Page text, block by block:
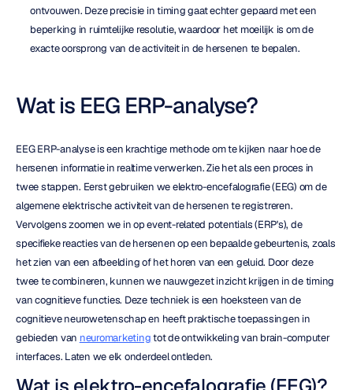
ontvouwen. Deze precisie in timing gaat echter gepaard met een
beperking in ruimtelijke resolutie, waardoor het moeilijk is om de
exacte oorsprong van de activiteit in de hersenen te bepalen.
Wat is EEG ERP-analyse?
EEG ERP-analyse is een krachtige methode om te kijken naar hoe de
hersenen informatie in realtime verwerken. Zie het als een proces in
twee stappen. Eerst gebruiken we elektro-encefalografie (EEG) om de
algemene elektrische activiteit van de hersenen te registreren.
Vervolgens zoomen we in op event-related potentials (ERP's), de
specifieke reacties van de hersenen op een bepaalde gebeurtenis, zoals
het zien van een afbeelding of het horen van een geluid. Door deze
twee te combineren, kunnen we nauwgezet inzicht krijgen in de timing
van cognitieve functies. Deze techniek is een hoeksteen van de
cognitieve neurowetenschap en heeft praktische toepassingen in
gebieden van neuromarketing tot de ontwikkeling van brain-computer
interfaces. Laten we elk onderdeel ontleden.